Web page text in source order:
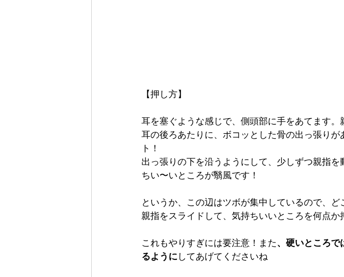
【押し方】
耳を塞ぐような感じで、側頭部に手をあてます。
耳の後ろあたりに、ボコッとした骨の出っ張り
ト！
出っ張りの下を沿うようにして、少しずつ親指
ちい〜いところが翳風です！
というか、この辺はツボが集中しているので、
親指をスライドして、気持ちいいところを何点か
これもやりすぎには要注意！また、硬いところで
るように してあげてくださいね